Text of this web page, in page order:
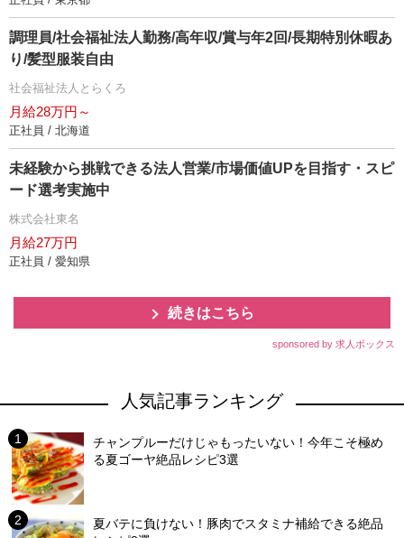
調理員/社会福祉法人勤務/高年収/賞与年2回/長期特別休暇あ
り/髪型服装自由
社会福祉法人とらくろ
月給28万円～
正社員 / 北海道
未経験から挑戦できる法人営業/市場価値UPを目指す・スピ
ード選考実施中
株式会社東名
月給27万円
正社員 / 愛知県
続きはこちら
sponsored by 求人ボックス
人気記事ランキング
チャンプルーだけじゃもったいない！今年こそ極め
る夏ゴーヤ絶品レシピ3選
夏バテに負けない！豚肉でスタミナ補給できる絶品